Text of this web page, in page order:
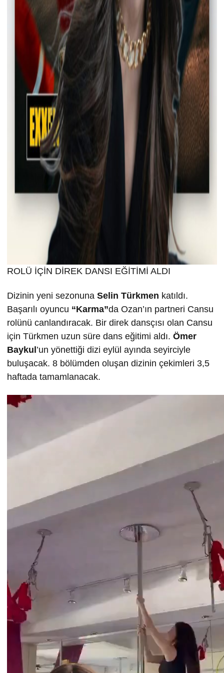
ROLÜ İÇİN DİREK DANSI EĞİTİMİ ALDI
Dizinin yeni sezonuna Selin Türkmen katıldı.
Başarılı oyuncu “Karma”da Ozan’ın partneri Cansu
rolünü canlandıracak. Bir direk dansçısı olan Cansu
için Türkmen uzun süre dans eğitimi aldı. Ömer
Baykul ’un yönettiği dizi eylül ayında seyirciyle
buluşacak. 8 bölümden oluşan dizinin çekimleri 3,5
haftada tamamlanacak.